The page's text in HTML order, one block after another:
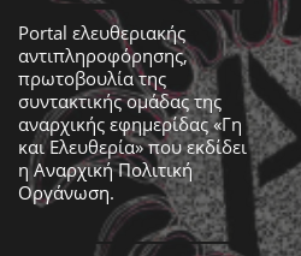
Portal ελευθεριακής
αντιπληροφόρησης,
πρωτοβουλία της
συντακτικής ομάδας της
αναρχικής εφημερίδας «Γη
και Ελευθερία» που εκδίδει
ηΑναρχική Πολιτική
Οργάνωση.